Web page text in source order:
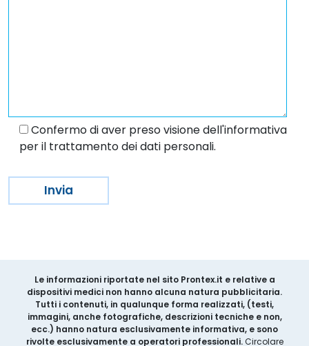
Confermo di aver preso visione dell'informativa
per il trattamento dei dati personali.
Le informazioni riportate nel sito Prontex.it e relative a
dispositivi medici non hanno alcuna natura pubblicitaria.
Tutti i contenuti, in qualunque forma realizzati, (testi,
immagini, anche fotografiche, descrizioni tecniche e non,
ecc.) hanno natura esclusivamente informativa, e sono
rivolte esclusivamente a operatori professionali.Circolare